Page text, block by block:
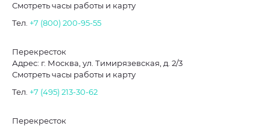
Смотреть часы работы и карту
Тел. +7 (800) 200-95-55
Перекресток
Адрес: г. Москва, ул. Тимирязевская, д. 2/3
Смотреть часы работы и карту
Тел. +7 (495) 213-30-62
Перекресток